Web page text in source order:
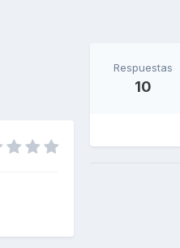
Respuestas
10